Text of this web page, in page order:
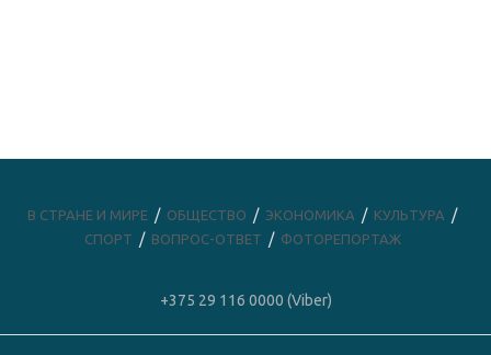
В СТРАНЕ И МИРЕ ОБЩЕСТВО ЭКОНОМИКА
КУЛЬТУРА
СПОРТ
ВОПРОС-ОТВЕТ ФОТОРЕПОРТАЖ
+375 29 116 0000 (Viber)